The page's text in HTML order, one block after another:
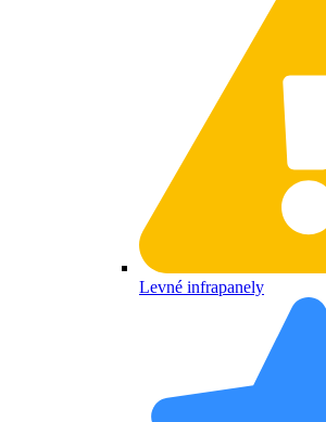
Levné infrapanely